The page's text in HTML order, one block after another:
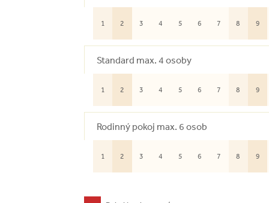
1 2 3 4 5 6 7 8 9
Standard max. 4 osoby
1 2 3 4 5 6 7 8 9
Rodinný pokoj max. 6 osob
1 2 3 4 5 6 7 8 9